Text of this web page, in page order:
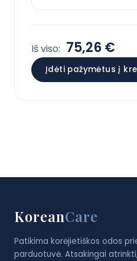
Iš viso: 75,26 €
Įdėti pažymėtus į
KoreanCare
Patikima korėjietiškos odos
parduotuvė. Atsakingai atrinkti,